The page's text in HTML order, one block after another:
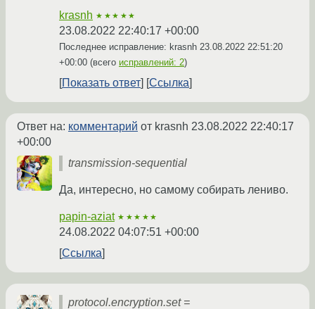
krasnh ★★★★★
23.08.2022 22:40:17 +00:00
Последнее исправление: krasnh 23.08.2022 22:51:20
+00:00 (всего исправлений: 2)
Показать ответ Ссылка
Ответ на: комментарий от krasnh 23.08.2022 22:40:17
+00:00
transmission-sequential
Да, интересно, но самому собирать лениво.
papin-aziat ★★★★★
24.08.2022 04:07:51 +00:00
Ссылка
protocol.encryption.set =